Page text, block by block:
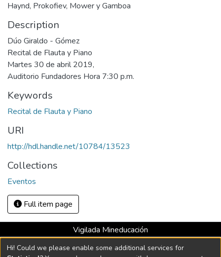
Haynd, Prokofiev, Mower y Gamboa
Description
Dúo Giraldo - Gómez
Recital de Flauta y Piano
Martes 30 de abril 2019,
Auditorio Fundadores Hora 7:30 p.m.
Keywords
Recital de Flauta y Piano
URI
http://hdl.handle.net/10784/13523
Collections
Eventos
Full item page
Vigilada Mineducación
Universidad con Acreditación Institucional hasta 2026 -
Resolución MEN 2158 de 2018
Hi! Could we please enable some additional services for